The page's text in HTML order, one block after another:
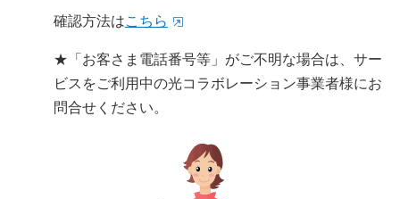
確認方法はこちら
★「お客さま電話番号等」がご不明な場合は、サー
ビスをご利用中の光コラボレーション事業者様にお
問合せください。